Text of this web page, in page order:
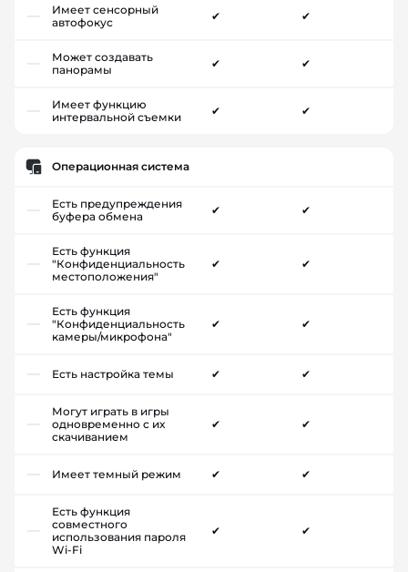
Имеет сенсорный
автофокус
✔ ✔
Может создавать
панорамы
✔ ✔
Имеет функцию
интервальной съемки
✔ ✔
Операционная система
Есть предупреждения
буфера обмена
✔ ✔
Есть функция
"Конфиденциальность
местоположения"
✔ ✔
Есть функция
"Конфиденциальность
камеры/микрофона"
✔ ✔
Есть настройка темы ✔ ✔
Могут играть в игры
одновременно с их
скачиванием
✔ ✔
Имеет темный режим ✔ ✔
Есть функция
совместного
использования пароля
Wi-Fi
✔ ✔